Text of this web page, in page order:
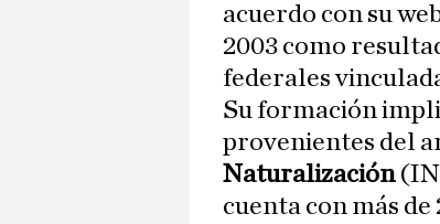
acuerdo con su
2003 como
federales
Su formación
provenientes del
Naturalización
cuenta con más